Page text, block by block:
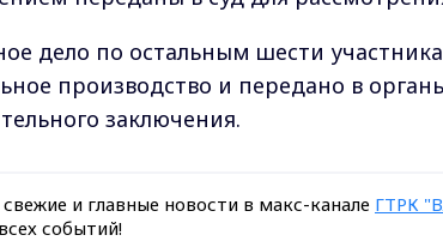
дело по остальным шести
производство и передано в
заключения.
и главные новости в макс-канале ГТРК
событий!